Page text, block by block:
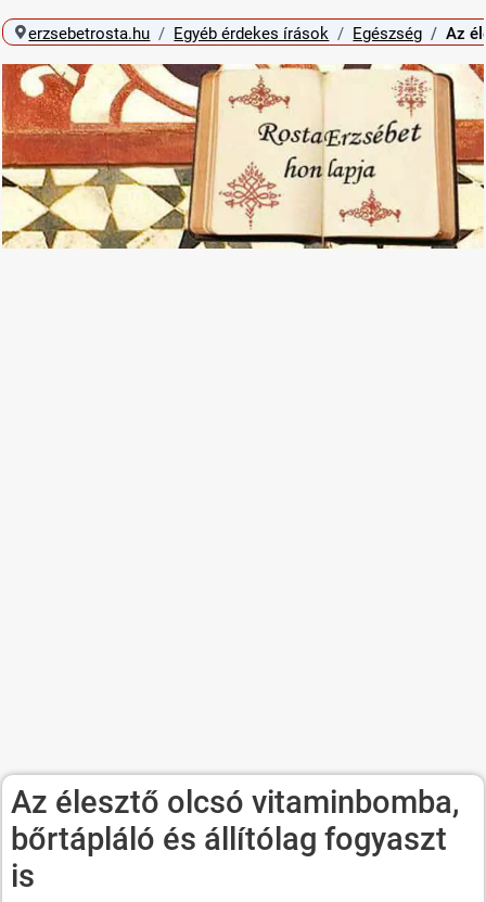
erzsebetrosta.hu Egyéb érdekes írások Egészség Az
Az élesztő olcsó vitaminbomba,
bőrtápláló és állítólag fogyaszt
is